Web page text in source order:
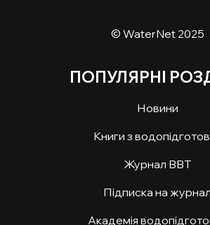
© WaterNet 2025
ПОПУЛЯРНІ
Новини
Книги з
Журнал ВВТ
Підписка на журнал
Академія